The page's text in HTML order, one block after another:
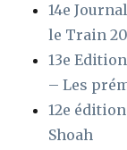
14e
le Train
13e
– Les
12e
Shoah